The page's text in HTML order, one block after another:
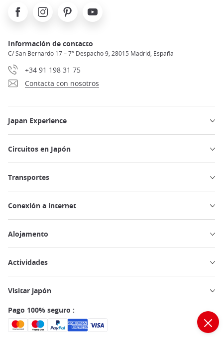
FacebookInstagramPinterest Youtube
Información de contacto
C/ San Bernardo 17 – 7º Despacho 9, 28015 Madrid, España
+34 91 198 31 75
Contacta con nosotros
Japan Experience
Circuitos en Japón
Transportes
Conexión a internet
Alojamento
Actividades
Visitar japón
Pago 100% seguro :